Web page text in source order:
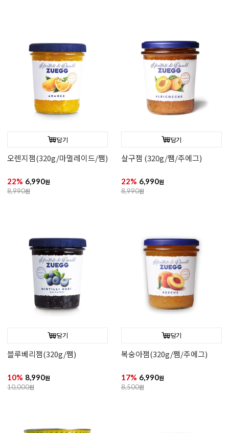
담기
오렌지잼(320g/마멀레이드/쨈)
22% 6,990원
8,990원
담기
살구잼 (320g/쨈/주에그)
22% 6,990원
8,990원
담기
블루베리잼(320g/쨈)
10% 8,990원
10,000원
담기
복숭아잼(320g/쨈/주에그)
17% 6,990원
8,500원